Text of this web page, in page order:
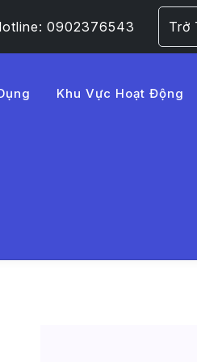
0902376543 Trở
Khu Vực Hoạt Động
- Trang 1​